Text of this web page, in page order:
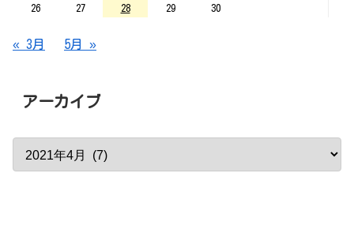
26
27 28 29 30
« 3月 5月 »
アーカイブ